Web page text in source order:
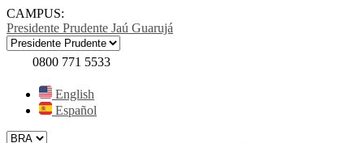
CAMPUS:
Presidente Prudente Jaú Guarujá
0800 771 5533
English
Español